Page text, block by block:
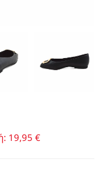
19,95 €